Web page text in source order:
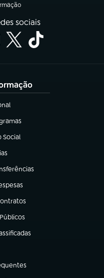
sociais
aba)
aba)
Social
aba)
nova aba)
aba)
aba)
aba)
em nova aba)
aba)